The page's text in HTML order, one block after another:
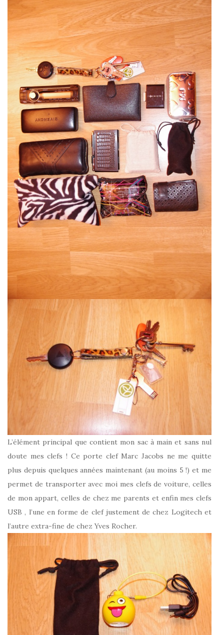
L’élément principal que contient mon sac à main et sans nul
doute mes clefs ! Ce porte clef Marc Jacobs ne me quitte
plus depuis quelques années maintenant (au moins 5 !) et me
permet de transporter avec moi mes clefs de voiture, celles
de mon appart, celles de chez me parents et enfin mes clefs
USB , l’une en forme de clef justement de chez Logitech et
l’autre extra-fine de chez Yves Rocher.